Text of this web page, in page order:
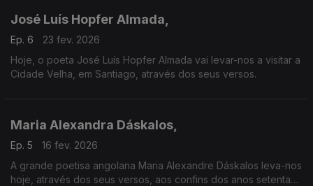
José Luís Hopfer Almada,
Ep. 6
23 fev. 2026
Hoje, o poeta José Luís Hopfer Almada vai levar-nos a visitar a
Cidade Velha, em Santiago, através dos seus versos.
Maria Alexandra Dáskalos,
Ep. 5
16 fev. 2026
A grande poetisa angolana Maria Alexandre Dáskalos leva-nos
hoje, através dos seus versos, aos confins dos anos setenta